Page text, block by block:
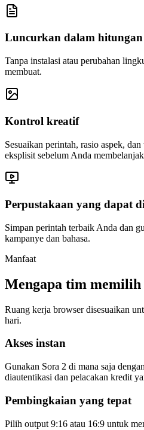
Luncurkan dalam
Tanpa instalasi atau perubahan
membuat.
Kontrol kreatif
Sesuaikan perintah, rasio aspek,
eksplisit sebelum Anda
Perpustakaan yang dapat
Simpan perintah terbaik Anda dan
kampanye dan bahasa.
Manfaat
Mengapa tim memilih
Ruang kerja browser disesuaikan
hari.
Akses instan
Gunakan Sora 2 di mana saja
diautentikasi dan pelacakan kredit
Pembingkaian yang tepat
Pilih output 9:16 atau 16:9 untuk